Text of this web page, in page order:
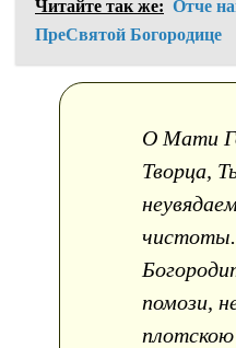
Читайте так же: Отче
ПреСвятой Богородице
О Мати
Творца,
помози,